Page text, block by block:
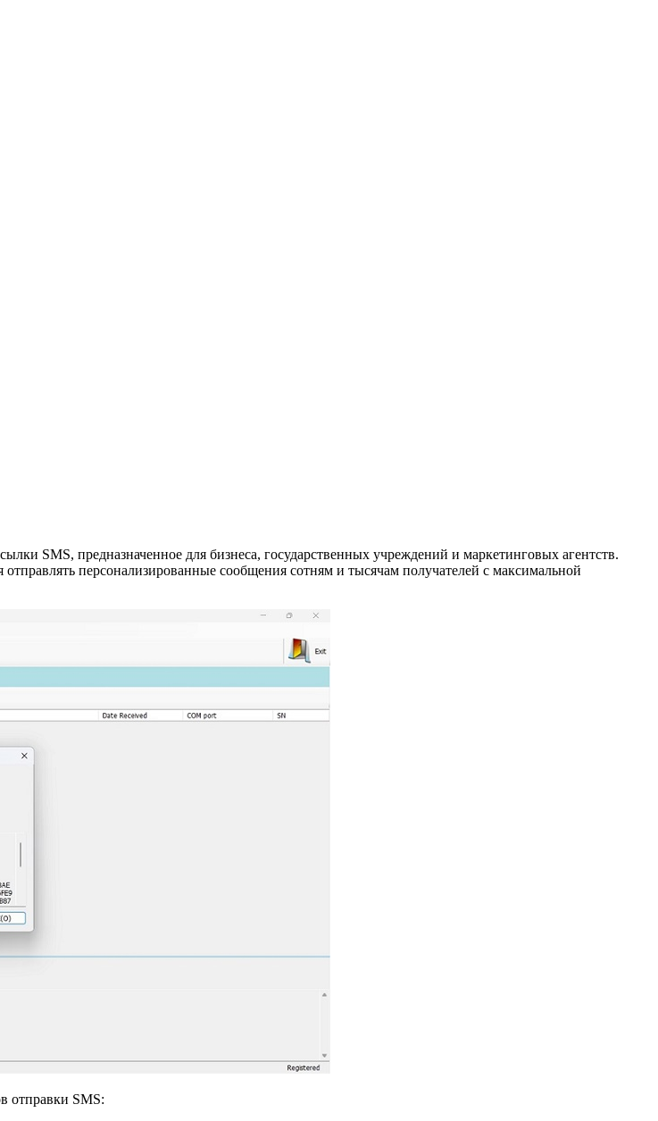
SMS, предназначенное для бизнеса, государственных учреждений и маркетинговых агентств.
персонализированные сообщения сотням и тысячам получателей с максимальной
отправки SMS: